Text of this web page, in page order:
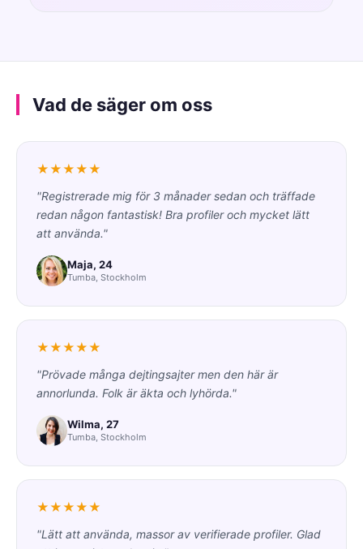
Vad de säger om oss
★★★★★
"Registrerade mig för 3 månader sedan och träffade
redan någon fantastisk! Bra profiler och mycket lätt
att använda."
Maja, 24
Tumba, Stockholm
★★★★★
"Prövade många dejtingsajter men den här är
annorlunda. Folk är äkta och lyhörda."
Wilma, 27
Tumba, Stockholm
★★★★★
"Lätt att använda, massor av verifierade profiler. Glad